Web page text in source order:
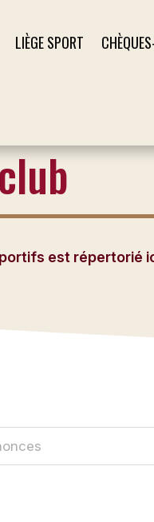
LIÈGE SPORT
est répertorié